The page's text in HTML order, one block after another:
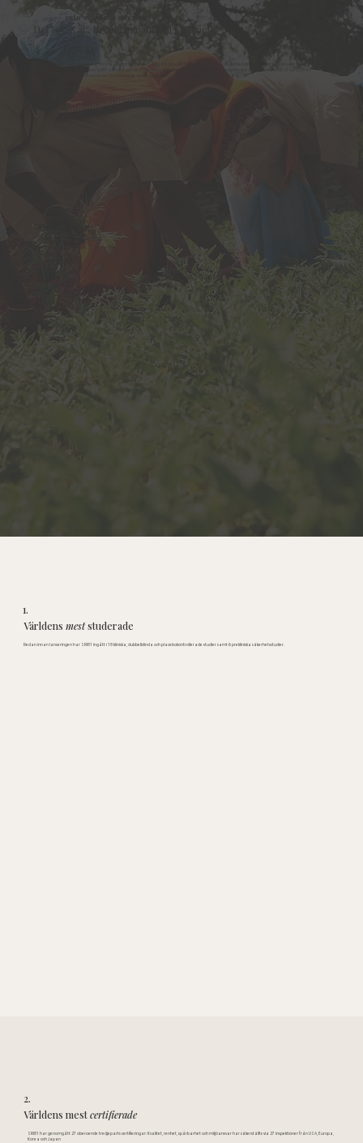
FRÅN SKAPARNA AV KSM66®
Det tog 8 år. Inget lämnades åt slumpen.
egenskaper. Nu introduceras Shatavari för världen och skapar en ny kategori inom kvinnohälsa.
1.
Världens meststuderade
Redan innan lanseringen har SRI81 ingått i 18 kliniska, dubbelblinda och placebokontrollerade studier samt 6 prekliniska säkerhetsstudier.
2.
Världens mestcertifierade
SRI81 har genomgått 27 oberoende tredjeparts certifieringar: Kvalitet, renhet, spårbarhet och miljöansvar har säkerställts via 27 inspektioner från USA, Europa,
Korea och Japan